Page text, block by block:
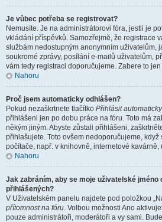
Je vůbec potřeba se registrovat?
Nemusíte. Je na administrátorovi fóra, jestli je
vkládání příspěvků. Samozřejmě, že registrace
službám nedostupným anonymním uživatelům,
soukromé zprávy, posílání e-mailů uživatelům,
vám tedy registraci doporučujeme. Zabere to
Nahoru
Proč jsem automaticky odhlášen?
Pokud nezaškrtnete tlačítko Přihlásit
přihlášeni jen po dobu práce na fóru. Toto má
někým jiným. Abyste zůstali přihlášeni,
přihlašujete. Toto ovšem nedoporučujeme,
počítače, např. v knihovně, internetové kavárně,
Nahoru
Jak zabráním, aby se moje uživatelské jméno
přihlášených?
V Uživatelském panelu najdete pod položkou
přítomnost na fóru. Volbou možnosti Ano
pouze administrátoři, moderátoři a vy sami.